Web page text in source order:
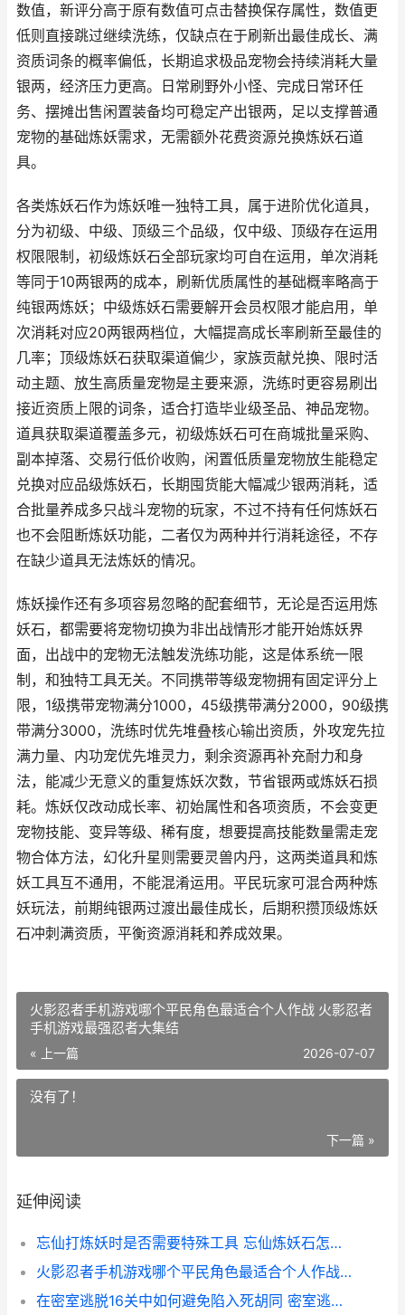
数值，新评分高于原有数值可点击替换保存属性，数值更
低则直接跳过继续洗练，仅缺点在于刷新出最佳成长、满
资质词条的概率偏低，长期追求极品宠物会持续消耗大量
银两，经济压力更高。日常刷野外小怪、完成日常环任
务、摆摊出售闲置装备均可稳定产出银两，足以支撑普通
宠物的基础炼妖需求，无需额外花费资源兑换炼妖石道
具。
各类炼妖石作为炼妖唯一独特工具，属于进阶优化道具，
分为初级、中级、顶级三个品级，仅中级、顶级存在运用
权限限制，初级炼妖石全部玩家均可自在运用，单次消耗
等同于10两银两的成本，刷新优质属性的基础概率略高于
纯银两炼妖；中级炼妖石需要解开会员权限才能启用，单
次消耗对应20两银两档位，大幅提高成长率刷新至最佳的
几率；顶级炼妖石获取渠道偏少，家族贡献兑换、限时活
动主题、放生高质量宠物是主要来源，洗练时更容易刷出
接近资质上限的词条，适合打造毕业级圣品、神品宠物。
道具获取渠道覆盖多元，初级炼妖石可在商城批量采购、
副本掉落、交易行低价收购，闲置低质量宠物放生能稳定
兑换对应品级炼妖石，长期囤货能大幅减少银两消耗，适
合批量养成多只战斗宠物的玩家，不过不持有任何炼妖石
也不会阻断炼妖功能，二者仅为两种并行消耗途径，不存
在缺少道具无法炼妖的情况。
炼妖操作还有多项容易忽略的配套细节，无论是否运用炼
妖石，都需要将宠物切换为非出战情形才能开始炼妖界
面，出战中的宠物无法触发洗练功能，这是体系统一限
制，和独特工具无关。不同携带等级宠物拥有固定评分上
限，1级携带宠物满分1000，45级携带满分2000，90级携
带满分3000，洗练时优先堆叠核心输出资质，外攻宠先拉
满力量、内功宠优先堆灵力，剩余资源再补充耐力和身
法，能减少无意义的重复炼妖次数，节省银两或炼妖石损
耗。炼妖仅改动成长率、初始属性和各项资质，不会变更
宠物技能、变异等级、稀有度，想要提高技能数量需走宠
物合体方法，幻化升星则需要灵兽内丹，这两类道具和炼
妖工具互不通用，不能混淆运用。平民玩家可混合两种炼
妖玩法，前期纯银两过渡出最佳成长，后期积攒顶级炼妖
石冲刺满资质，平衡资源消耗和养成效果。
火影忍者手机游戏哪个平民角色最适合个人作战 火影忍者
手机游戏最强忍者大集结
« 上一篇 2026-07-07
没有了！
下一篇 »
延伸阅读
忘仙打炼妖时是否需要特殊工具 忘仙炼妖石怎么得
火影忍者手机游戏哪个平民角色最适合个人作战 火影忍者手机游戏最强忍者大集结
在密室逃脱16关中如何避免陷入死胡同 密室逃脱十六关攻略